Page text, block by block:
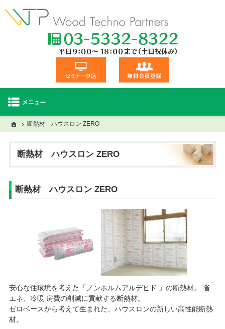
断熱材 ハウスロン ZERO
断熱材 ハウスロン ZERO
安心な住環境を考えた「ノンホルムアルデヒド 」の断熱材。 省
エネ、冷暖 房費の削減に貢献する断熱材。
ゼロベースから考えて生まれた、ハウスロンの新しい高性能断熱
材。
TEL:03-
セミナー申込
ホーム セミナー・研修一覧
ホーム
断熱材 ハウスロン ZERO